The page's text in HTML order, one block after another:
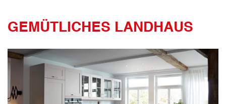
GEMÜTLICHES LANDHAUS